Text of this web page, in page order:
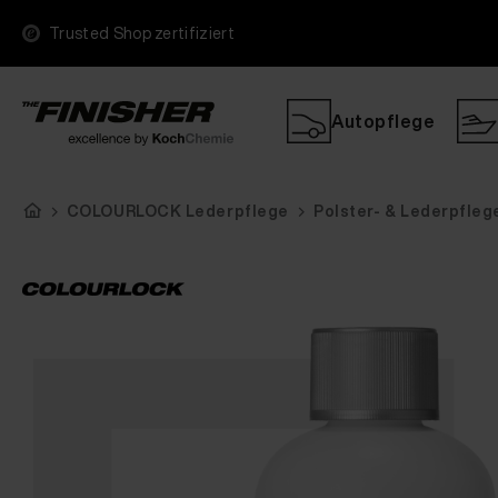
Trusted Shop zertifiziert
Autopflege
COLOURLOCK Lederpflege Polster- &